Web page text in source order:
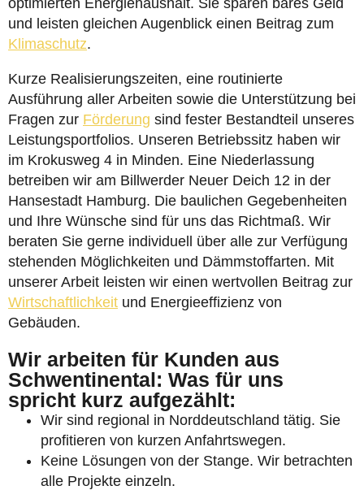
optimierten Energiehaushalt. Sie sparen bares Geld
und leisten gleichen Augenblick einen Beitrag zum
Klimaschutz.
Kurze Realisierungszeiten, eine routinierte
Ausführung aller Arbeiten sowie die Unterstützung bei
Fragen zur Förderung sind fester Bestandteil unseres
Leistungsportfolios. Unseren Betriebssitz haben wir
im Krokusweg 4 in Minden. Eine Niederlassung
betreiben wir am Billwerder Neuer Deich 12 in der
Hansestadt Hamburg. Die baulichen Gegebenheiten
und Ihre Wünsche sind für uns das Richtmaß. Wir
beraten Sie gerne individuell über alle zur Verfügung
stehenden Möglichkeiten und Dämmstoffarten. Mit
unserer Arbeit leisten wir einen wertvollen Beitrag zur
Wirtschaftlichkeit und Energieeffizienz von
Gebäuden.
Wir arbeiten für Kunden aus
Schwentinental: Was für uns
spricht kurz aufgezählt:
Wir sind regional in Norddeutschland tätig. Sie
profitieren von kurzen Anfahrtswegen.
Keine Lösungen von der Stange. Wir betrachten
alle Projekte einzeln.